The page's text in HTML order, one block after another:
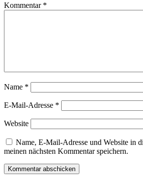
Kommentar *
Name *
E-Mail-Adresse *
Website
Name, E-Mail-Adresse und Website in
meinen nächsten Kommentar speichern.